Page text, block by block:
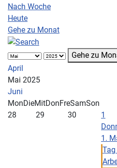
Nach Woche
Heute
Gehe zu Monat
Gehe zu
April
Mai 2025
Juni
MonDieMitDonFreSamSon
28
29 30
1
1.
Tag